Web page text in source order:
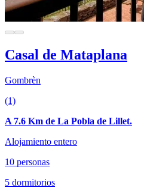
Casal de Mataplana
Gombrèn
(1)
A 7.6 Km de La Pobla de Lillet.
Alojamiento entero
10 personas
5 dormitorios